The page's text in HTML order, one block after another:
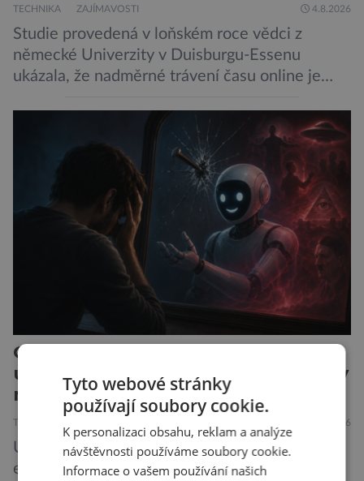
TECHNIKA ZAJÍMAVOSTI 4.8.2026
Studie provedená v loňském roce vědci z
německé Univerzity v Duisburgu-Essenu
ukázala, že nadměrné trávení času online je
vede k zanedbávání dalších aktivit. Zúčastnilo
se jí 900 dospělých Němců, kteří uvedli, že se v
posledním roce alespoň jednou zapojili do hraní
her, sledování pornografie, sledování sociálních
sítí […]
Chatboti a hranice reality: když
umělá inteligence potvrzuje bludy
místo toho, aby je brzdila
26.7.2026
Umělá inteligence se stále častěji tváří jako
empatický partner, který naslouchá, chápe a
Tyto webové stránky
používají soubory cookie.
K personalizaci obsahu, reklam a analýze
návštěvnosti používáme soubory cookie.
Informace o vašem používání našich